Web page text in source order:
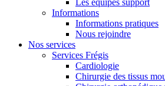
Les équipes support
Informations
Informations pratiques
Nous rejoindre
Nos services
Services Frégis
Cardiologie
Chirurgie des tissus